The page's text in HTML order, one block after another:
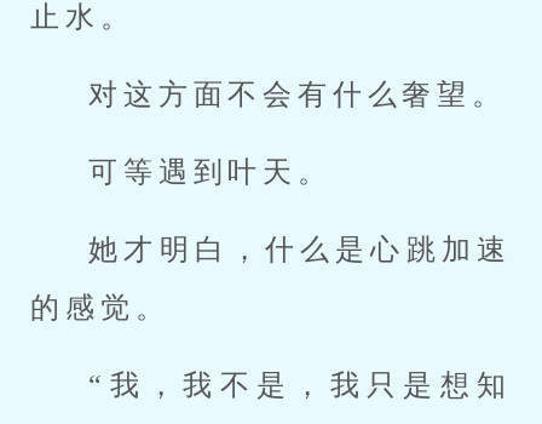
止水。
对这方面不会有什么奢望。
可等遇到叶天。
她才明白，什么是心跳加速
的感觉。
“我，我不是，我只是想知